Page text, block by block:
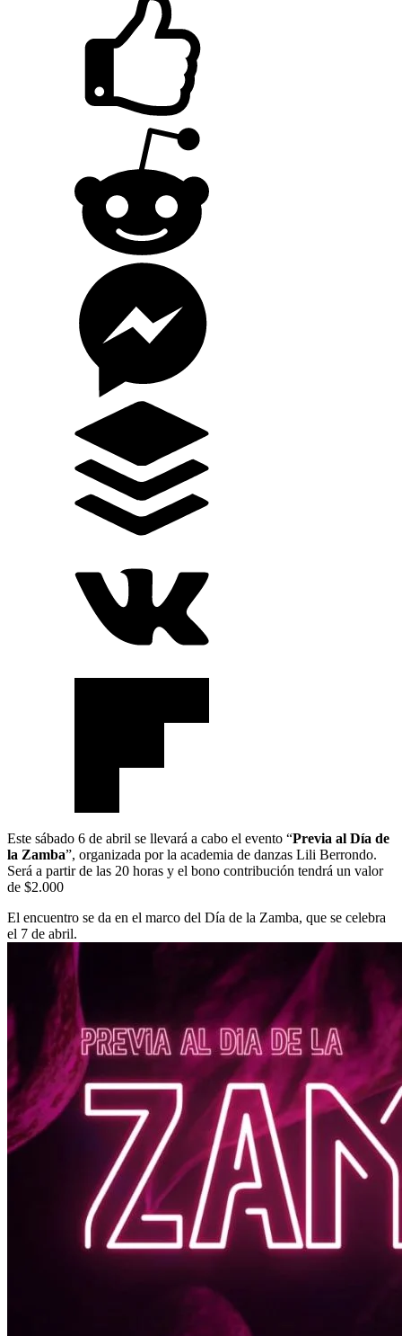
Este sábado 6 de abril se llevará a cabo el evento “Previa al Día de
la Zamba”, organizada por la academia de danzas Lili Berrondo.
Será a partir de las 20 horas y el bono contribución tendrá un valor
de $2.000
El encuentro se da en el marco del Día de la Zamba, que se celebra
el 7 de abril.